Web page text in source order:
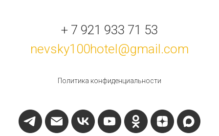
+ 7 921 933 71 53
nevsky100hotel@gmail.com
Политика конфиденциальности